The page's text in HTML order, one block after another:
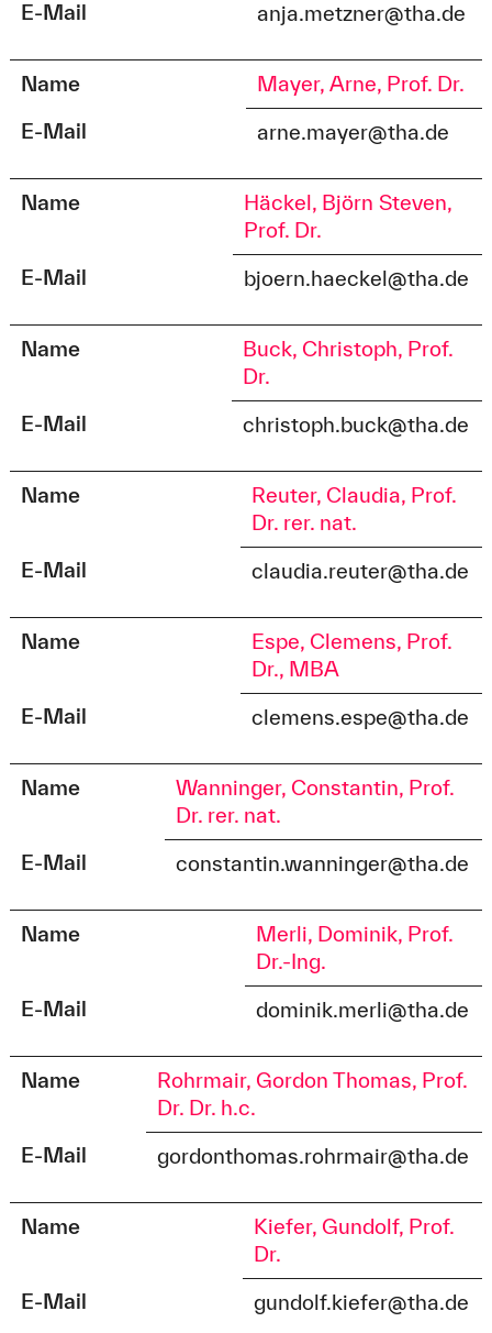
E-Mail
anja.metzner@tha.de
Name
Mayer, Arne, Prof. Dr.
E-Mail
arne.mayer@tha.de
Name
Häckel, Björn Steven,
Prof. Dr.
E-Mail
bjoern.haeckel@tha.de
Name
Buck, Christoph, Prof.
Dr.
E-Mail
christoph.buck@tha.de
Name
Reuter, Claudia, Prof.
Dr. rer. nat.
E-Mail
claudia.reuter@tha.de
Name
Espe, Clemens, Prof.
Dr., MBA
E-Mail
clemens.espe@tha.de
Name
Wanninger, Constantin, Prof.
Dr. rer. nat.
E-Mail
constantin.wanninger@tha.de
Name
Merli, Dominik, Prof.
Dr.-Ing.
E-Mail
dominik.merli@tha.de
Name
Rohrmair, Gordon Thomas, Prof.
Dr. Dr. h.c.
E-Mail
gordonthomas.rohrmair@tha.de
Name
Kiefer, Gundolf, Prof.
Dr.
E-Mail
gundolf.kiefer@tha.de